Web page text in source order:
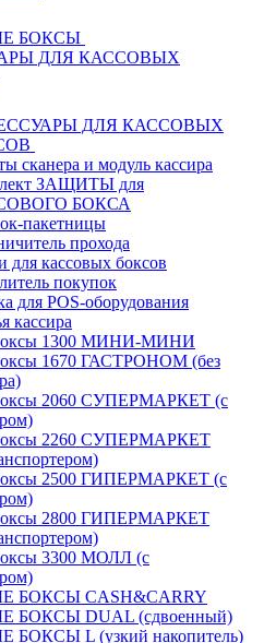
БОКСЫ
ДЛЯ КАССОВЫХ
ДЛЯ КАССОВЫХ
сканера и модуль кассира
ЗАЩИТЫ для
БОКСА
пакетницы
прохода
для кассовых боксов
покупок
для POS-оборудования
кассира
1300 МИНИ-МИНИ
1670 ГАСТРОНОМ (без
2060 СУПЕРМАРКЕТ (с
2260 СУПЕРМАРКЕТ
2500 ГИПЕРМАРКЕТ (с
2800 ГИПЕРМАРКЕТ
3300 МОЛЛ (с
БОКСЫ CASH&CARRY
БОКСЫ DUAL (сдвоенный)
L (узкий накопитель)